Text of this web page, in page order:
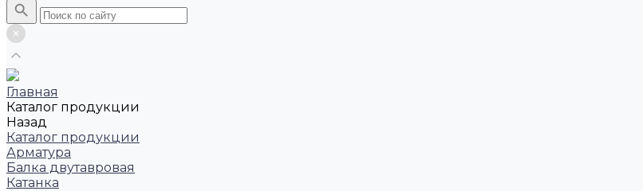
Главная
Каталог продукции
Назад
Каталог продукции
Арматура
Балка двутавровая
Катанка